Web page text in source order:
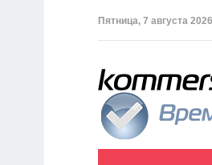
Пятница, 7 августа 2026